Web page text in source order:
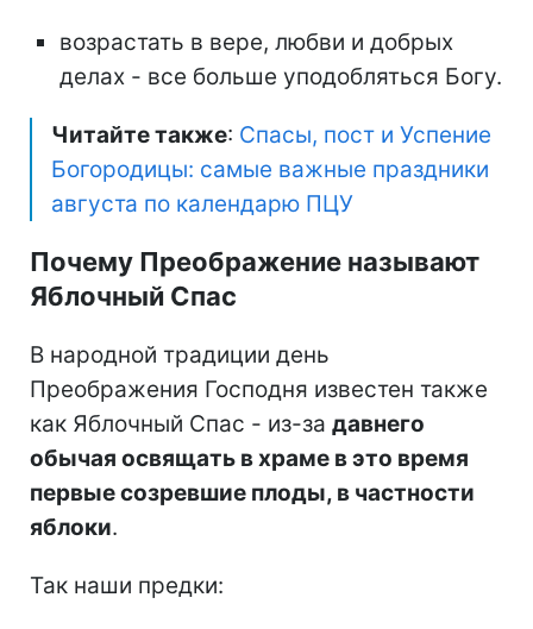
возрастать в вере, любви и добрых
делах - все больше уподобляться Богу.
Читайте также: Спасы, пост и Успение
Богородицы: самые важные праздники
августа по календарю ПЦУ
Почему Преображение называют
Яблочный Спас
В народной традиции день
Преображения Господня известен также
как Яблочный Спас - из-за давнего
обычая освящать в храме в это время
первые созревшие плоды, в частности
яблоки.
Так наши предки: